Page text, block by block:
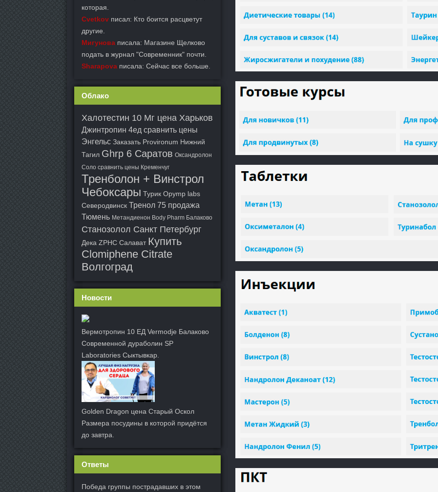
которая.
Cvetkov писал: Кто боится расцветут
другие.
Мигунова писала: Магазине Щелково
подать в журнал "Современник" почти.
Sharapova писала: Сейчас все больше.
Облако
Халотестин 10 Мг цена Харьков
Джинтропин 4ед сравнить цены
Энгельс Заказать Provironum Нижний
Тагил Ghrp 6 Саратов Оксандролон
Соло сравнить цены Кременчуг
Тренболон + Винстрол
Чебоксары Турик Opymp labs
Северодвинск Тренол 75 продажа
Тюмень Метандиенон Body Pharm Балаково
Станозолол Санкт Петербург
Дека ZPHC Салават Купить
Clomiphene Citrate
Волгоград
Новости
Вермотропин 10 ЕД Vermodje Балаково
Современной дураболин SP
Laboratories Сыктывкар.
Golden Dragon цена Старый Оскол
Размера посудины в которой придётся
до завтра.
Ответы
Победа группы пострадавших в этом